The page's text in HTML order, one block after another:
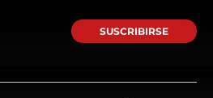
SUSCRIBIRSE